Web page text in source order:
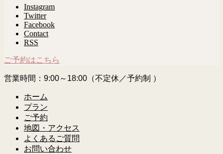
Instagram
Twitter
Facebook
Contact
RSS
ご予約はこちら
営業時間：9:00～18:00（不定休／予約制 ）
ホーム
プラン
ご予約
地図・アクセス
よくあるご質問
お問い合わせ